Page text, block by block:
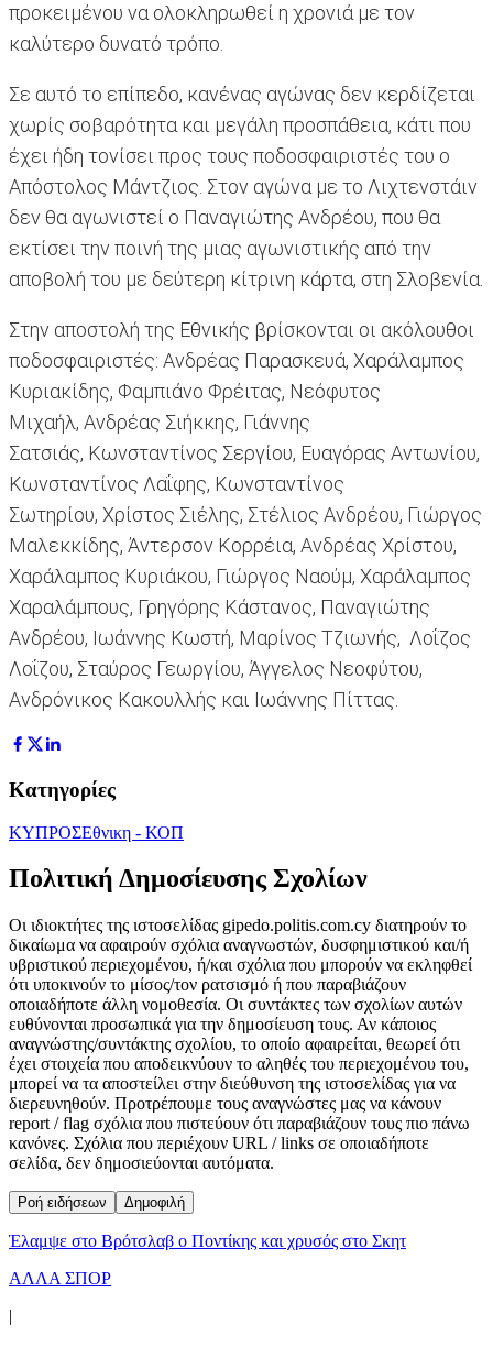
προκειμένου να ολοκληρωθεί η χρονιά με τον
καλύτερο δυνατό τρόπο.
Σε αυτό το επίπεδο, κανένας αγώνας δεν κερδίζεται
χωρίς σοβαρότητα και μεγάλη προσπάθεια, κάτι που
έχει ήδη τονίσει προς τους ποδοσφαιριστές του ο
Απόστολος Μάντζιος. Στον αγώνα με το Λιχτενστάιν
δεν θα αγωνιστεί ο Παναγιώτης Ανδρέου, που θα
εκτίσει την ποινή της μιας αγωνιστικής από την
αποβολή του με δεύτερη κίτρινη κάρτα, στη Σλοβενία.
Στην αποστολή της Εθνικής βρίσκονται οι ακόλουθοι
ποδοσφαιριστές: Ανδρέας Παρασκευά, Χαράλαμπος
Κυριακίδης, Φαμπιάνο Φρέιτας, Νεόφυτος
Μιχαήλ, Ανδρέας Σιήκκης, Γιάννης
Σατσιάς, Κωνσταντίνος Σεργίου, Ευαγόρας Αντωνίου,
Κωνσταντίνος Λαΐφης, Κωνσταντίνος
Σωτηρίου, Χρίστος Σιέλης, Στέλιος Ανδρέου, Γιώργος
Μαλεκκίδης, Άντερσον Κορρέια, Ανδρέας Χρίστου,
Χαράλαμπος Κυριάκου, Γιώργος Ναούμ, Χαράλαμπος
Χαραλάμπους, Γρηγόρης Κάστανος, Παναγιώτης
Ανδρέου, Ιωάννης Κωστή, Μαρίνος Τζιωνής, Λοΐζος
Λοΐζου, Σταύρος Γεωργίου, Άγγελος Νεοφύτου,
Ανδρόνικος Κακουλλής και Ιωάννης Πίττας.
Κατηγορίες
ΚΥΠΡΟΣΕθνικη - ΚΟΠ
Πολιτική Δημοσίευσης Σχολίων
Οι ιδιοκτήτες της ιστοσελίδας gipedo.politis.com.cy διατηρούν το
δικαίωμα να αφαιρούν σχόλια αναγνωστών, δυσφημιστικού και/ή
υβριστικού περιεχομένου, ή/και σχόλια που μπορούν να εκληφθεί
ότι υποκινούν το μίσος/τον ρατσισμό ή που παραβιάζουν
οποιαδήποτε άλλη νομοθεσία. Οι συντάκτες των σχολίων αυτών
ευθύνονται προσωπικά για την δημοσίευση τους. Αν κάποιος
αναγνώστης/συντάκτης σχολίου, το οποίο αφαιρείται, θεωρεί ότι
έχει στοιχεία που αποδεικνύουν το αληθές του περιεχομένου του,
μπορεί να τα αποστείλει στην διεύθυνση της ιστοσελίδας για να
διερευνηθούν. Προτρέπουμε τους αναγνώστες μας να κάνουν
report / flag σχόλια που πιστεύουν ότι παραβιάζουν τους πιο πάνω
κανόνες. Σχόλια που περιέχουν URL / links σε οποιαδήποτε
σελίδα, δεν δημοσιεύονται αυτόματα.
Ροή ειδήσεων Δημοφιλή
Έλαμψε στο Βρότσλαβ ο Ποντίκης και χρυσός στο Σκητ
ΑΛΛΑ ΣΠΟΡ
|